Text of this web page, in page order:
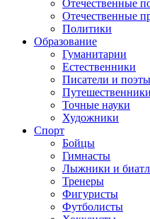
Отечественные
Отечественные
Политики
Образование
Гуманитарии
Естественники
Писатели и поэты
Путешественники
Точные науки
Художники
Спорт
Бойцы
Гимнасты
Лыжники и
Тренеры
Фигуристы
Футболисты